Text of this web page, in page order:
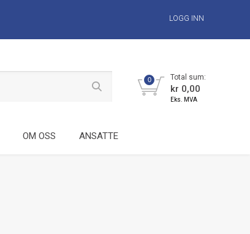
LOGG INN
0 Total sum:
kr 0,00
Eks. MVA
OM OSS ANSATTE